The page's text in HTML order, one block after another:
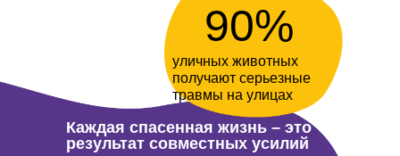
Каждая спасенная жизнь – это
результат совместных усилий
90%
уличных животных
получают серьезные
травмы на улицах